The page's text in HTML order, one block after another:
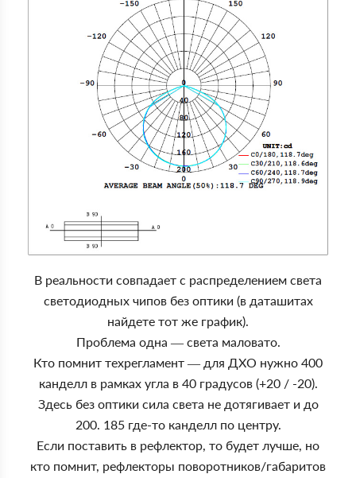
В реальности совпадает с распределением света
светодиодных чипов без оптики (в даташитах
найдете тот же график).
Проблема одна — света маловато.
Кто помнит техрегламент — для ДХО нужно 400
канделл в рамках угла в 40 градусов (+20 / -20).
Здесь без оптики сила света не дотягивает и до
200. 185 где-то канделл по центру.
Если поставить в рефлектор, то будет лучше, но
кто помнит, рефлекторы поворотников/габаритов